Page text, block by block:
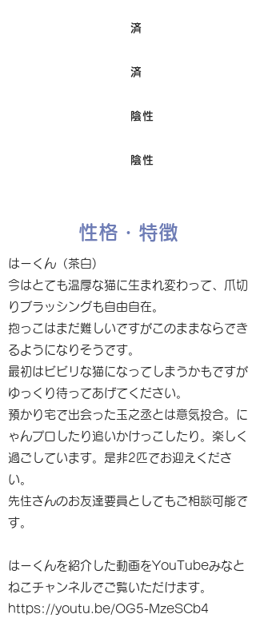
済
済
陰性
陰性
性格・特徴
はーくん（茶白)
今はとても温厚な猫に生まれ変わって、爪切
りブラッシングも自由自在。
抱っこはまだ難しいですがこのままならでき
るようになりそうです。
最初はビビリな猫になってしまうかもですが
ゆっくり待ってあげてください。
預かり宅で出会った玉之丞とは意気投合。に
ゃんプロしたり追いかけっこしたり。楽しく
過ごしています。是非2匹でお迎えくださ
い。
先住さんのお友達要員としてもご相談可能で
す。
はーくんを紹介した動画をYouTubeみなと
ねこチャンネルでご覧いただけます。
https://youtu.be/OG5-MzeSCb4